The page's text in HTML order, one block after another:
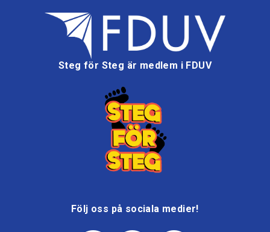
Steg för Steg är medlem i FDUV
Följ oss på sociala medier!